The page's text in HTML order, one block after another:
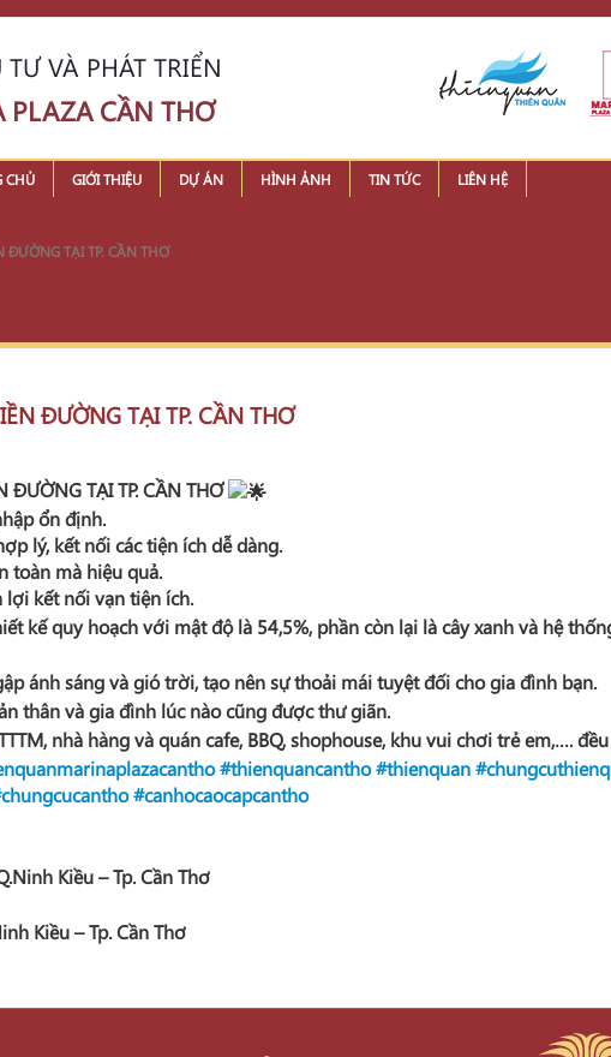
VÀ PHÁT TRIỂN
CẦN THƠ
CHỦ GIỚI THIỆU DỰ ÁN HÌNH ẢNH TIN TỨC LIÊN HỆ
ĐƯỜNG TẠI TP. CẦN THƠ
ĐƯỜNG TẠI TP. CẦN THƠ
ĐƯỜNG TẠI TP. CẦN THƠ
ổn định.
lý, kết nối các tiện ích dễ dàng.
toàn mà hiệu quả.
kết nối vạn tiện ích.
kế quy hoạch với mật độ là 54,5%, phần còn lại là cây xanh và hệ
ánh sáng và gió trời, tạo nên sự thoải mái tuyệt đối cho gia đình bạn.
thân và gia đình lúc nào cũng được thư giãn.
nhà hàng và quán cafe, BBQ, shophouse, khu vui chơi trẻ em,….
#thienquancantho#thienquan
#canhocaocapcantho
Kiều – Tp. Cần Thơ
Kiều – Tp. Cần Thơ